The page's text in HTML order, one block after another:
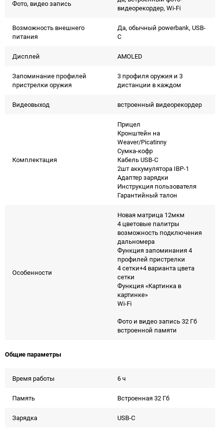
Фото, видео запись
видеорекордер, Wi-Fi
Возможность внешнего
питания
Да, обычный powerbank, USB-
C
Дисплей AMOLED
Запоминание профилей
пристрелки оружия
3 профиля оружия и 3
дистанции в каждом
Видеовыход встроенный видеорекордер
Комплектация
Прицел
Кронштейн на
Weaver/Picatinny
Сумка-кофр
Кабель USB-С
2шт аккумулятора IBP-1
Адаптер зарядки
Инструкция пользователя
Гарантийный талон
Особенности
Новая матрица 12мкм
4 цветовые палитры
возможность подключения
дальномера
Функция запоминания 4
профилей пристрелки
4 сетки+4 варианта цвета
сетки
Функция «Картинка в
картинке»
Wi-Fi
Фото и видео запись 32 Гб
встроенной памяти
Общие параметры
Время работы 6 ч
Память Встроенная 32 Гб
Зарядка USB-C